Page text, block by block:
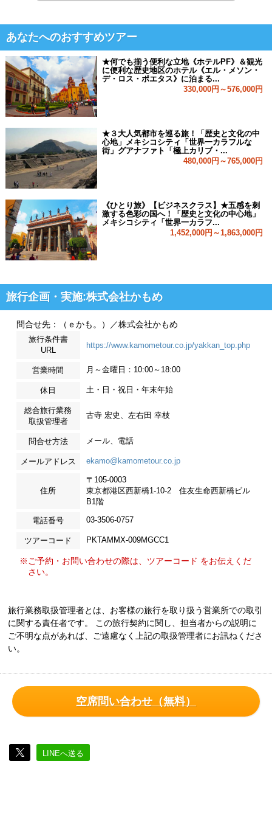
あなたへのおすすめツアー
★何でも揃う便利な立地《ホテルPF》＆観光
に便利な歴史地区のホテル《エル・メソン・
デ・ロス・ポエタス》に泊まる...
330,000円～576,000円
★３大人気都市を巡る旅！「歴史と文化の中
心地」メキシコシティ「世界一カラフルな
街」グアナファト「極上カリブ・...
480,000円～765,000円
《ひとり旅》【ビジネスクラス】★五感を刺
激する色彩の国へ！「歴史と文化の中心地」
メキシコシティ「世界一カラフ...
1,452,000円～1,863,000円
旅行企画・実施:株式会社かもめ
問合せ先：（ｅかも。）／株式会社かもめ
旅行条件書
URL
https://www.kamometour.co.jp/yakkan_top.php
営業時間 月～金曜日：10:00～18:00
休日 土・日・祝日・年末年始
総合旅行業務
取扱管理者
古寺 宏史、左右田 幸枝
問合せ方法 メール、電話
メールアドレス ekamo@kamometour.co.jp
住所
〒105-0003
東京都港区西新橋1-10-2 住友生命西新橋ビル
B1階
電話番号 03-3506-0757
ツアーコード PKTAMMX-009MGCC1
※ご予約・お問い合わせの際は、ツアーコード をお伝えくだ
さい。
旅行業務取扱管理者とは、お客様の旅行を取り扱う営業所での取引
に関する責任者です。 この旅行契約に関し、担当者からの説明に
ご不明な点があれば、ご遠慮なく上記の取扱管理者にお訊ねくださ
い。
空席問い合わせ（無料）
LINEへ送る